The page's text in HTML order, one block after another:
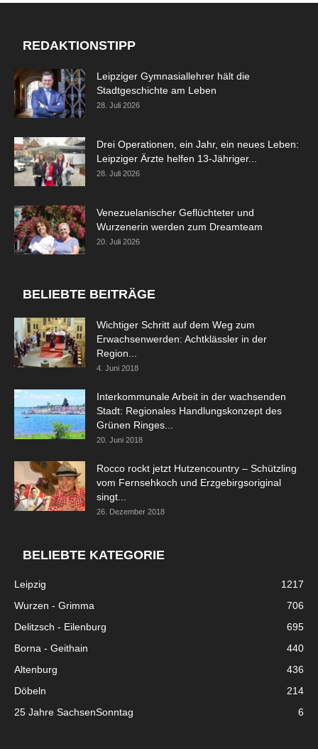
REDAKTIONSTIPP
Leipziger Gymnasiallehrer hält die
Stadtgeschichte am Leben
28. Juli 2026
Drei Operationen, ein Jahr, ein neues Leben:
Leipziger Ärzte helfen 13-Jähriger...
28. Juli 2026
Venezuelanischer Geflüchteter und
Wurzenerin werden zum Dreamteam
20. Juli 2026
BELIEBTE BEITRÄGE
Wichtiger Schritt auf dem Weg zum
Erwachsenwerden: Achtklässler in der
Region...
4. Juni 2018
Interkommunale Arbeit in der wachsenden
Stadt: Regionales Handlungskonzept des
Grünen Ringes...
20. Juni 2018
Rocco rockt jetzt Hutzencountry – Schützling
vom Fernsehkoch und Erzgebirgsoriginal
singt...
26. Dezember 2018
BELIEBTE KATEGORIE
Leipzig
1217
Wurzen - Grimma
706
Delitzsch - Eilenburg
695
Borna - Geithain
440
Altenburg
436
Döbeln
214
25 Jahre SachsenSonntag
6